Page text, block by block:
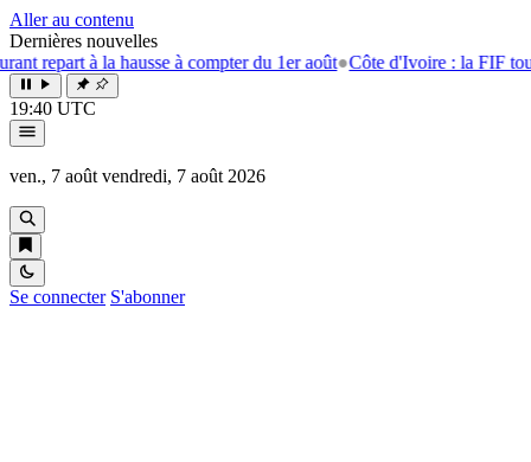
Aller au contenu
Dernières nouvelles
la hausse à compter du 1er août●Côte d'Ivoire : la FIF tourne la
19:40 UTC
ven., 7 août vendredi, 7 août 2026
Se connecter S'abonner